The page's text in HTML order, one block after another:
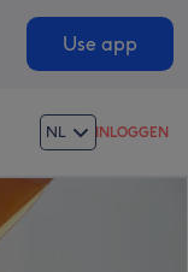
Use app
NL INLOGGEN